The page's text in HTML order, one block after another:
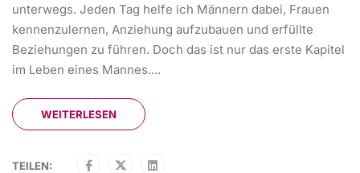
unterwegs. Jeden Tag helfe ich Männern dabei, Frauen
kennenzulernen, Anziehung aufzubauen und erfüllte
Beziehungen zu führen. Doch das ist nur das erste Kapitel
im Leben eines Mannes....
WEITERLESEN
TEILEN: